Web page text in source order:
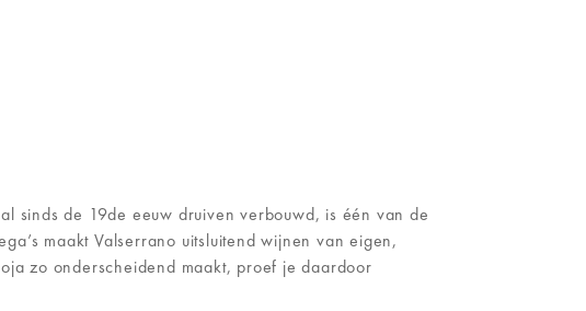
sinds de 19de eeuw druiven verbouwd, is één van de
maakt Valserrano uitsluitend wijnen van eigen,
zo onderscheidend maakt, proef je daardoor